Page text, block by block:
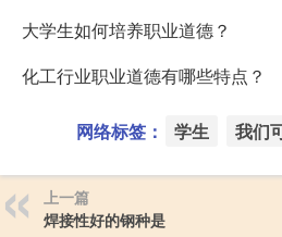
大学生如何培养职业道德？
化工行业职业道德有哪些特点？
网络标签： 学生 我们
上一篇
焊接性好的钢种是